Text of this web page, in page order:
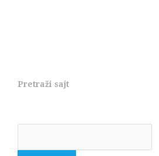
Pretraži sajt